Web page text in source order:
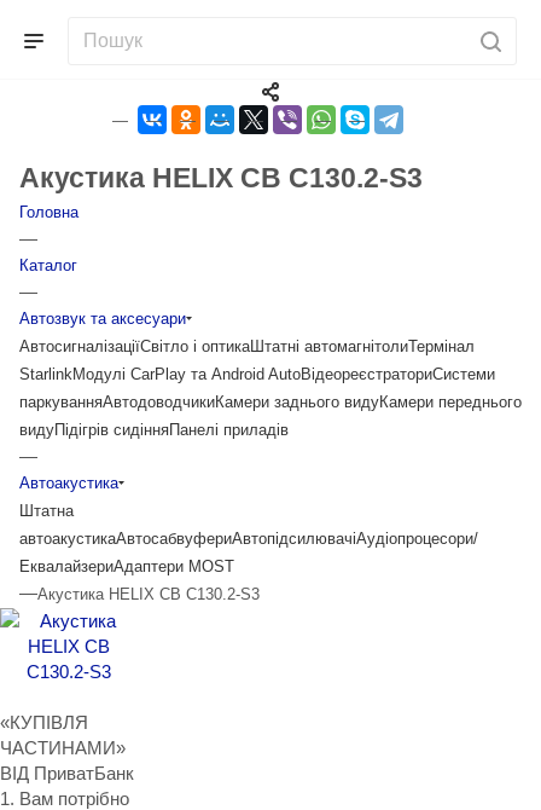
Акустика HELIX CB C130.2-S3
Головна
—
Каталог
—
Автозвук та аксесуари
АвтосигналізаціїСвітло і оптикаШтатні автомагнітолиТермінал
StarlinkМодулі CarPlay та Android AutoВідеореєстраториСистеми
паркуванняАвтодоводчикиКамери заднього видуКамери переднього
видуПідігрів сидінняПанелі приладів
—
Автоакустика
Штатна
автоакустикаАвтосабвуфериАвтопідсилювачіАудіопроцесори/
ЕквалайзериАдаптери MOST
—Акустика HELIX CB C130.2-S3
«КУПІВЛЯ
ЧАСТИНАМИ»
ВІД ПриватБанк
1. Вам потрібно